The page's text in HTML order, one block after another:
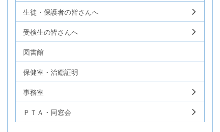
生徒・保護者の皆さんへ
受検生の皆さんへ
図書館
保健室・治癒証明
事務室
ＰＴＡ・同窓会